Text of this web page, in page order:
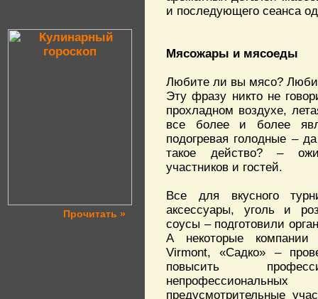
Прочитать »
и последующего сеанса
Мясожары и мясоеды
Любите ли вы мясо?
Эту фразу никто не
прохладном воздухе,
все более и более
подогревая голодные –
такое действо? –
участников и гостей.
Все для вкусного
аксессуары, уголь и
соусы – подготовили
А некоторые компании
Virmont, «Садко» –
повысить
предусмотрительные